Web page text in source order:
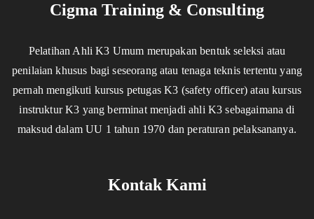
Cigma Training & Consulting
Pelatihan Ahli K3 Umum merupakan bentuk seleksi atau
penilaian khusus bagi seseorang atau tenaga teknis tertentu yang
pernah mengikuti kursus petugas K3 (safety officer) atau kursus
instruktur K3 yang berminat menjadi ahli K3 sebagaimana di
maksud dalam UU 1 tahun 1970 dan peraturan pelaksananya.
Kontak Kami